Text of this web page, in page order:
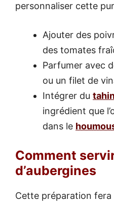
personnaliser cette
Ajouter des
des tomates
Parfumer avec
ou un filet de
Intégrer du
ingrédient que
dans le
Comment
d’aubergines
Cette préparation